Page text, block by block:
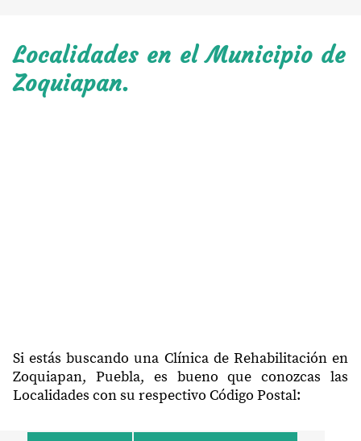
Localidades en el Municipio de
Zoquiapan.
Si estás buscando una Clínica de Rehabilitación en
Zoquiapan, Puebla, es bueno que conozcas las
Localidades con su respectivo Código Postal: